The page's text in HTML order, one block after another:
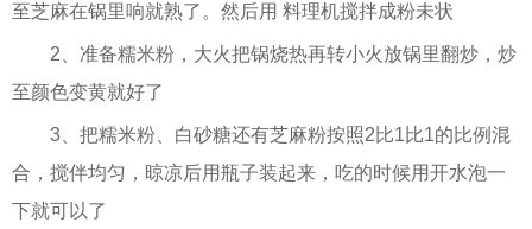
至芝麻在锅里响就熟了。然后用 料理机搅拌成粉未状
2、准备糯米粉，大火把锅烧热再转小火放锅里翻炒，炒
至颜色变黄就好了
3、把糯米粉、白砂糖还有芝麻粉按照2比1比1的比例混
合，搅伴均匀，晾凉后用瓶子装起来，吃的时候用开水泡一
下就可以了